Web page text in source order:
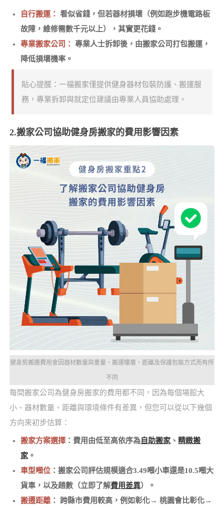
自行搬運： 看似省錢，但若器材損壞（例如跑步機電路板
故障，維修需數千元以上），其實更花錢。
專業搬家公司： 專業人士拆卸後，由搬家公司打包搬運，
降低損壞機率。
貼心提醒：一福搬家僅提供健身器材包裝防護、搬運服
務，專業拆卸與就定位建議由專業人員協助處理。
2.搬家公司協助健身房搬家的費用影響因素
健身房搬遷費用會因器材數量與重量、搬運樓層、距離及保護包裝方式而有所
不同
每間搬家公司為健身房搬家的費用都不同，因為每個場館大
小、器材數量、距離與環境條件有差異，但您可以從以下幾個
方向來初步估算：
搬家方案選擇：費用由低至高依序為自助搬家、 精緻搬
家。
車型噸位：搬家公司評估規模適合3.49噸小車還是10.5噸大
貨車，以及趟數（立即了解費用差異）。
搬遷距離： 跨縣市費用較高，例如彰化→ 桃園會比彰化→